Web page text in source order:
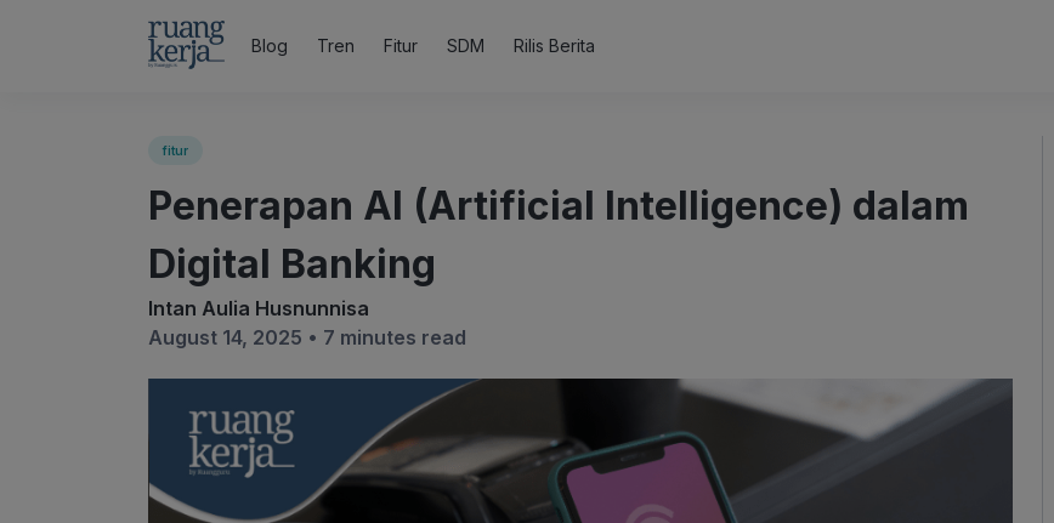
Blog Tren Fitur SDM Rilis Berita
fitur
Penerapan AI (Artificial Intelligence) dalam
Digital Banking
Intan Aulia Husnunnisa
August 14, 2025 • 7 minutes read